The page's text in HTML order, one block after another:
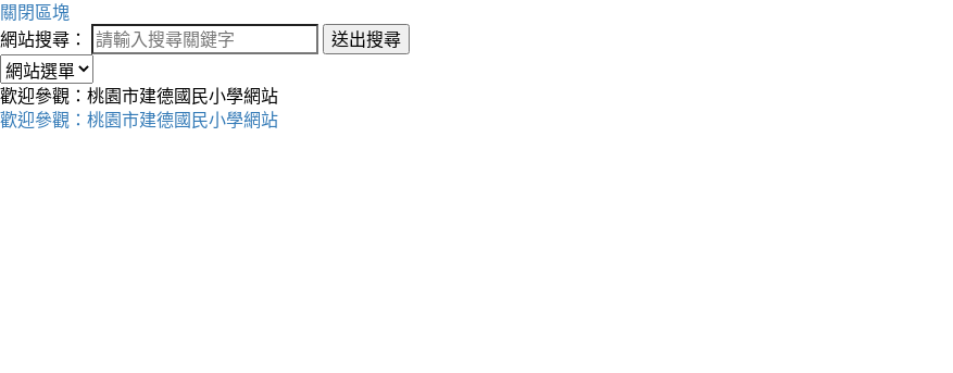
關閉區塊
網站搜尋：
送出搜尋
歡迎參觀：桃園市建德國民小學網站
歡迎參觀：桃園市建德國民小學網站